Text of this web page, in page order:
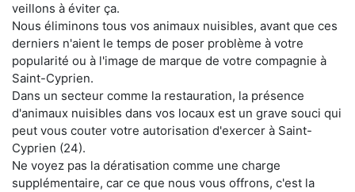
veillons à éviter ça.
Nous éliminons tous vos animaux nuisibles, avant que ces
derniers n'aient le temps de poser problème à votre
popularité ou à l'image de marque de votre compagnie à
Saint-Cyprien.
Dans un secteur comme la restauration, la présence
d'animaux nuisibles dans vos locaux est un grave souci qui
peut vous couter votre autorisation d'exercer à Saint-
Cyprien (24).
Ne voyez pas la dératisation comme une charge
supplémentaire, car ce que nous vous offrons, c'est la